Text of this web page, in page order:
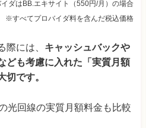
ダはBB.エキサイト（550円/月）の場合
※すべてプロバイダ料を含んだ税込価格
際には、 キャッシュバックや
ども考慮に入れた「実質月額
切です。
光回線の実質月額料金も比較